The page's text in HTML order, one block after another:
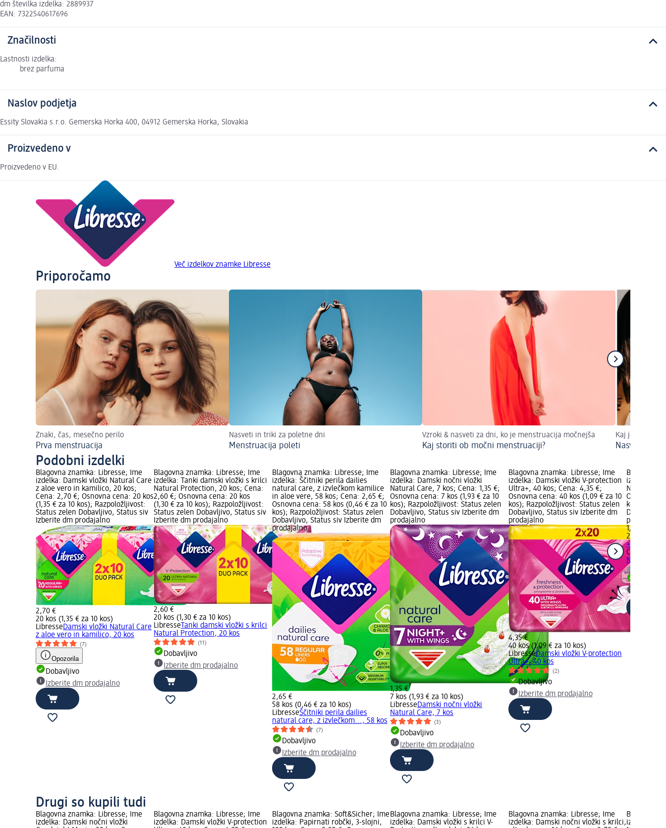
dm številka izdelka: 2889937
EAN: 7322540617696
Značilnosti
Lastnosti izdelka:
brez parfuma
Naslov podjetja
Essity Slovakia s.r.o. Gemerska Horka 400, 04912 Gemerska Horka, Slovakia
Proizvedeno v
Proizvedeno v EU.
Več izdelkov znamke Libresse
Priporočamo
Znaki, čas, mesečno perilo
Prva menstruacija
Nasveti in triki za poletne dni
Menstruacija poleti
Vzroki & nasveti za dni, ko je menstruacija močnejša
Kaj storiti ob močni menstruaciji?
Kaj je dobro
Nasveti na
Podobni izdelki
Blagovna znamka: Libresse; Ime
izdelka: Damski vložki Natural Care
z aloe vero in kamilico, 20 kos;
Cena: 2,70 €; Osnovna cena: 20 kos
(1,35 € za 10 kos); Razpoložljivost:
Status zelen Dobavljivo, Status siv
Izberite dm prodajalno
2,70 €
20 kos (1,35 € za 10 kos)
LibresseDamski vložki Natural Care
z aloe vero in kamilico, 20 kos
(7)
Opozorila
Dobavljivo
Izberite dm prodajalno
Blagovna znamka: Libresse; Ime
izdelka: Tanki damski vložki s krilci
Natural Protection, 20 kos; Cena:
2,60 €; Osnovna cena: 20 kos
(1,30 € za 10 kos); Razpoložljivost:
Status zelen Dobavljivo, Status siv
Izberite dm prodajalno
2,60 €
20 kos (1,30 € za 10 kos)
Libresse Tanki damski vložki s krilci
Natural Protection, 20 kos
(11)
Dobavljivo
Izberite dm prodajalno
Blagovna znamka: Libresse; Ime
izdelka: Ščitniki perila dailies
natural care, z izvlečkom kamilice
in aloe vere, 58 kos; Cena: 2,65 €;
Osnovna cena: 58 kos (0,46 € za 10
kos); Razpoložljivost: Status zelen
Dobavljivo, Status siv Izberite dm
prodajalno
2,65 €
58 kos (0,46 € za 10 kos)
LibresseŠčitniki perila dailies
natural care, z izvlečkom..., 58 kos
(7)
Dobavljivo
Izberite dm prodajalno
Blagovna znamka: Libresse; Ime
izdelka: Damski nočni vložki
Natural Care, 7 kos; Cena: 1,35 €;
Osnovna cena: 7 kos (1,93 € za 10
kos); Razpoložljivost: Status zelen
Dobavljivo, Status siv Izberite dm
prodajalno
1,35 €
7 kos (1,93 € za 10 kos)
LibresseDamski nočni vložki
Natural Care, 7 kos
(3)
Dobavljivo
Izberite dm prodajalno
Blagovna znamka: Libresse; Ime
izdelka: Damski vložki V-protection
Ultra+, 40 kos; Cena: 4,35 €;
Osnovna cena: 40 kos (1,09 € za 10
kos); Razpoložljivost: Status zelen
Dobavljivo, Status siv Izberite dm
prodajalno
4,35 €
40 kos (1,09 € za 10 kos)
LibresseDamski vložki V-protection
Ultra+, 40 kos
(2)
Dobavljivo
Izberite dm prodajalno
Blagovna
izdelka:
Normal
Osnovna
kos);
Dobavljivo,
prodajalno
1,65 €
20 kos
+ 3
Carefree
Normal
Drugi so kupili tudi
Blagovna znamka: Libresse; Ime
izdelka: Damski nočni vložki
Blagovna znamka: Libresse; Ime
izdelka: Damski vložki V-protection
Blagovna znamka: Soft&Sicher; Ime
izdelka: Papirnati robčki, 3-slojni,
Blagovna znamka: Libresse; Ime
izdelka: Damski vložki s krilci V-
Blagovna znamka: Libresse; Ime
izdelka: Damski nočni vložki s krilci,
Blagovna
izdelka: